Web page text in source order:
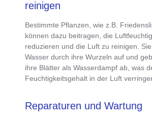
reinigen
Bestimmte Pflanzen, wie z.B.
können dazu beitragen, die
reduzieren und die Luft zu reinigen.
Wasser durch ihre Wurzeln auf und
ihre Blätter als Wasserdampf ab, was
Feuchtigkeitsgehalt in der Luft
Reparaturen und Wartung